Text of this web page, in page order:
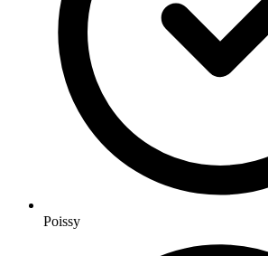
Poissy